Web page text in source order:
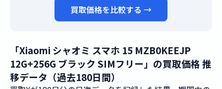
買取価格を比較する →
「Xiaomi シャオミ スマホ 15 MZB0KEEJP
12G+256G ブラック SIMフリー」の買取価格 推
移データ（過去180日間）